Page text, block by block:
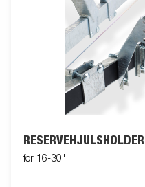
RESERVEHJULSHOLDER
for 16-30"